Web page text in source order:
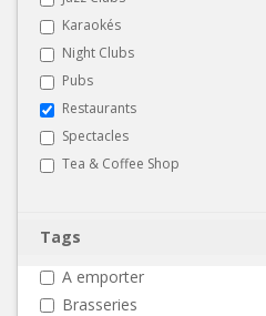
Karaokés
Night Clubs
Pubs
Restaurants
Spectacles
Tea & Coffee Shop
Tags
A emporter
Brasseries